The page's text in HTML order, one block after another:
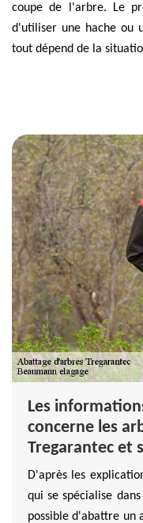
coupe de l'arbre. Le
d'utiliser une hache ou
tout dépend de la
Les
concerne les
Tregarantec et
D'après les
qui se spécialise
possible d'abattre un